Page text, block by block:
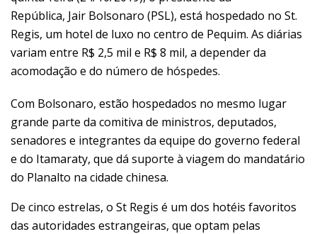
República, Jair Bolsonaro (PSL), está hospedado no St.
Regis, um hotel de luxo no centro de Pequim. As diárias
variam entre R$ 2,5 mil e R$ 8 mil, a depender da
acomodação e do número de hóspedes.
Com Bolsonaro, estão hospedados no mesmo lugar
grande parte da comitiva de ministros, deputados,
senadores e integrantes da equipe do governo federal
e do Itamaraty, que dá suporte à viagem do mandatário
do Planalto na cidade chinesa.
De cinco estrelas, o St Regis é um dos hotéis favoritos
das autoridades estrangeiras, que optam pelas